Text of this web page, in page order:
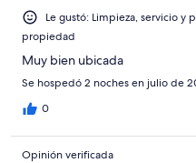
Le gustó: Limpieza, servicio y
propiedad
Muy bien ubicada
Se hospedó 2 noches en julio de
0
Opinión verificada